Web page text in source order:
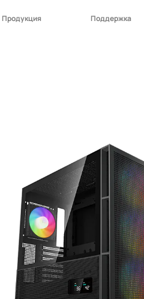
Продукция Поддержка